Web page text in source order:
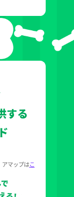
アマップはこ
です。